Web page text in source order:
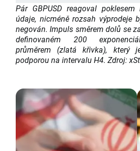
Pár GBPUSD reagoval
údaje, nicméně rozsah výprodeje
negován. Impuls směrem dolů se
definovaném 200
průměrem (zlatá křivka), který
podporou na intervalu H4. Zdroj: